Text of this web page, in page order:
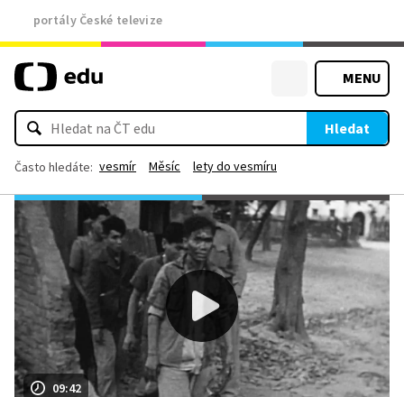
portály České televize
MENU
Hledat
Často hledáte: vesmír Měsíc lety do vesmíru
09:42